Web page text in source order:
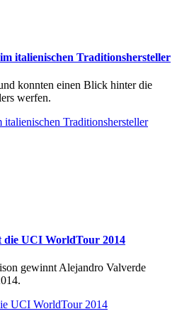
italienischen Traditionshersteller
konnten einen Blick hinter die
werfen.
Traditionshersteller
die UCI WorldTour 2014
gewinnt Alejandro Valverde
UCI WorldTour 2014